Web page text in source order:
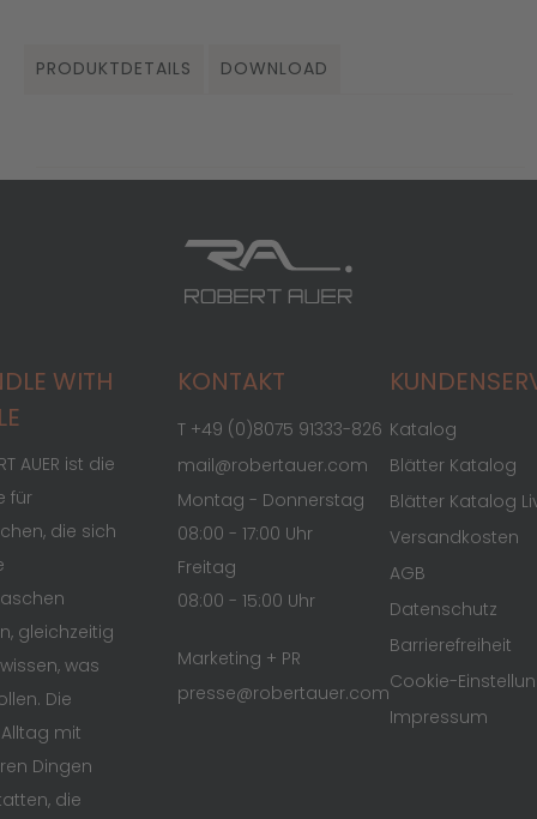
PRODUKTDETAILS DOWNLOAD
WITH
AUER ist die
für
die sich
gleichzeitig
was
Die
mit
Dingen
die
KONTAKT
T +49 (0)8075 91333-826
mail@robertauer.com
Montag - Donnerstag
08:00 - 17:00 Uhr
Freitag
08:00 - 15:00 Uhr
Marketing + PR
presse@robertauer.com
Katalog
Blätter Katalog
Blätter Katalog
Versandkosten
AGB
Datenschutz
Barrierefreiheit
Cookie-
Impressum